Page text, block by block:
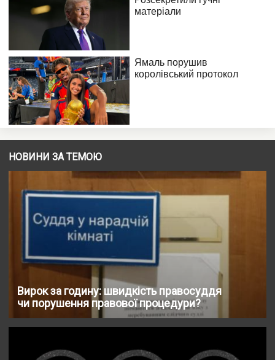
НОВИНИ ЗА ТЕМОЮ
Вирок за годину: швидкість правосуддя
чи порушення правової процедури?